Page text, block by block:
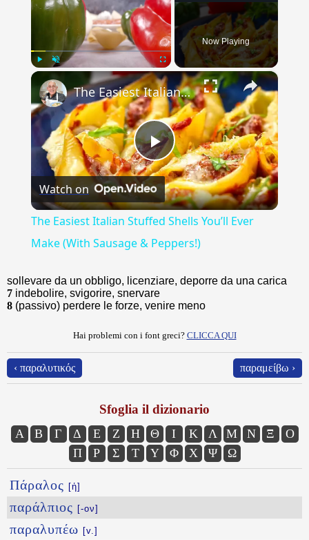
Fullscreen
Now Playing
×
Play
Video
The Easiest Italian Stuffed Shells You’ll Ever Make (With Sausage & Peppers!)
Watch on
The Easiest Italian Stuffed Shells You’ll Ever
Make (With Sausage & Peppers!)
sollevare da un obbligo, licenziare, deporre da una carica
7 indebolire, svigorire, snervare
8 (passivo) perdere le forze, venire meno
Hai problemi con i font greci? CLICCA QUI
‹ παραλυτικός παραμείβω ›
Sfoglia il dizionario
Α Β Γ Δ Ε Ζ Η Θ Ι Κ Λ Μ Ν Ξ
Ο
Π
Ρ Σ Τ Υ Φ Χ Ψ Ω
Πάραλος [ἡ]
παράλπιος [-ον]
παραλυπέω [v.]